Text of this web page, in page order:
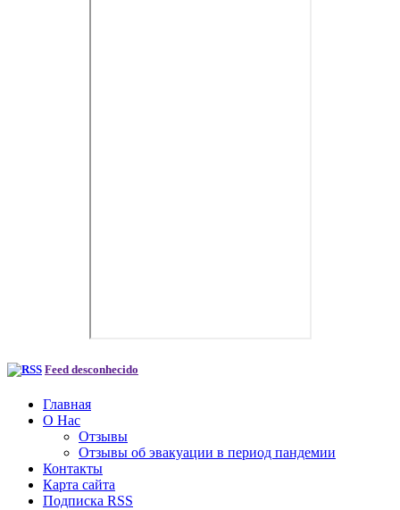
Feed desconhecido
Главная
О Нас
Отзывы
Отзывы об эвакуации в период пандемии
Контакты
Карта сайта
Подписка RSS